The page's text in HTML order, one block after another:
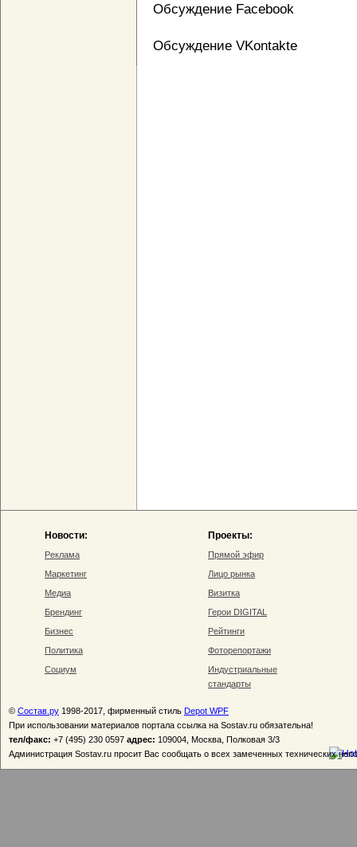
Обсуждение Facebook
Обсуждение VKontakte
Новости:
Реклама
Маркетинг
Медиа
Брендинг
Бизнес
Политика
Социум
Проекты:
Прямой эфир
Лицо рынка
Визитка
Герои DIGITAL
Рейтинги
Фоторепортажи
Индустриальные
стандарты
© Состав.ру 1998-2017, фирменный стиль Depot WPF
При использовании материалов портала ссылка на Sostav.ru обязательна!
тел/факс: +7 (495) 230 0597 адрес: 109004, Москва, Полковая 3/3
Администрация Sostav.ru просит Вас сообщать о всех замеченных технических